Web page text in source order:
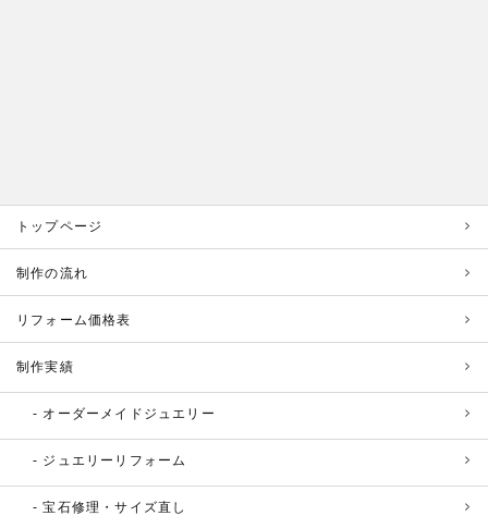
トップページ
制作の流れ
リフォーム価格表
制作実績
オーダーメイドジュエリー
ジュエリーリフォーム
宝石修理・サイズ直し